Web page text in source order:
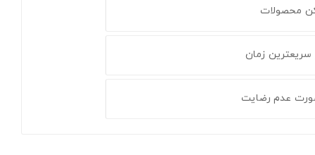
محصولات
سریعترین زمان
عدم رضایت